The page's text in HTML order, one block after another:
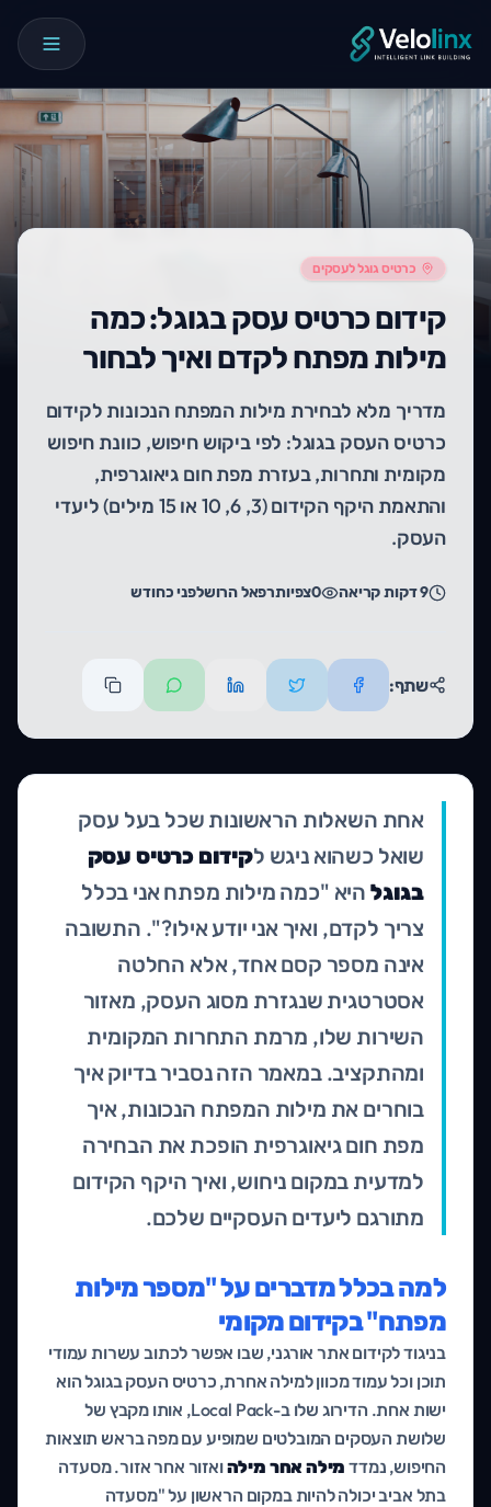
כרטיס גוגל לעסקים
קידום כרטיס עסק בגוגל: כמה
מילות מפתח לקדם ואיך לבחור
מדריך מלא לבחירת מילות המפתח הנכונות לקידום
כרטיס העסק בגוגל: לפי ביקוש חיפוש, כוונת חיפוש
מקומית ותחרות, בעזרת מפת חום גיאוגרפית,
והתאמת היקף הקידום (3, 6, 10 או 15 מילים) ליעדי
העסק.
9דקות קריאה 0צפיותרפאל הרושלפני כחודש
שתף:
אחת השאלות הראשונות שכל בעל עסק
שואל כשהוא ניגש לקידום כרטיס עסק
בגוגל היא "כמה מילות מפתח אני בכלל
צריך לקדם, ואיך אני יודע אילו?". התשובה
אינה מספר קסם אחד, אלא החלטה
אסטרטגית שנגזרת מסוג העסק, מאזור
השירות שלו, מרמת התחרות המקומית
ומהתקציב. במאמר הזה נסביר בדיוק איך
בוחרים את מילות המפתח הנכונות, איך
מפת חום גיאוגרפית הופכת את הבחירה
למדעית במקום ניחוש, ואיך היקף הקידום
מתורגם ליעדים העסקיים שלכם.
למה בכלל מדברים על "מספר מילות
מפתח" בקידום מקומי
בניגוד לקידום אתר אורגני, שבו אפשר לכתוב עשרות עמודי
תוכן וכל עמוד מכוון למילה אחרת, כרטיס העסק בגוגל הוא
ישות אחת. הדירוג שלו ב-Local Pack, אותו מקבץ של
שלושת העסקים המובלטים שמופיע עם מפה בראש תוצאות
החיפוש, נמדד מילה אחר מילהואזור אחר אזור. מסעדה
בתל אביב יכולה להיות במקום הראשון על "מסעדה